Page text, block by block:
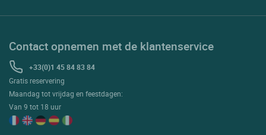
Contact opnemen met de klantenservice
+33(0)1 45 84 83 84
Gratis reservering
Maandag tot vrijdag en feestdagen:
Van 9 tot 18 uur